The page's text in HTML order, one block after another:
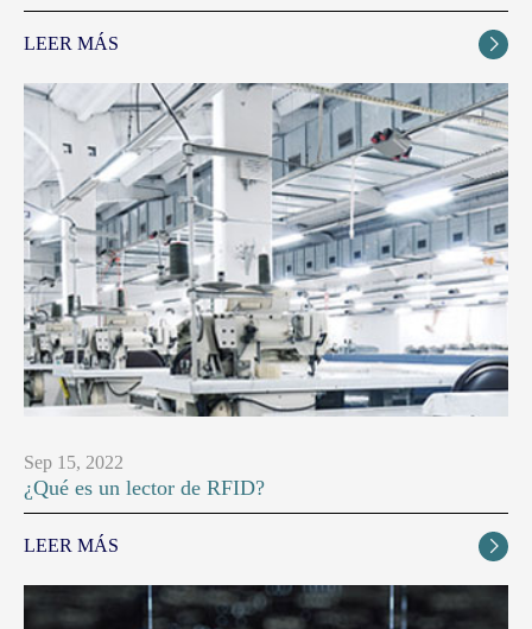
LEER MÁS 
Sep 15, 2022
¿Qué es un lector de RFID?
LEER MÁS 